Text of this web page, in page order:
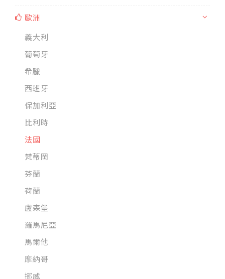
歐洲
義大利
葡萄牙
希臘
西班牙
保加利亞
比利時
法國
梵蒂岡
芬蘭
荷蘭
盧森堡
羅馬尼亞
馬爾他
摩納哥
挪威